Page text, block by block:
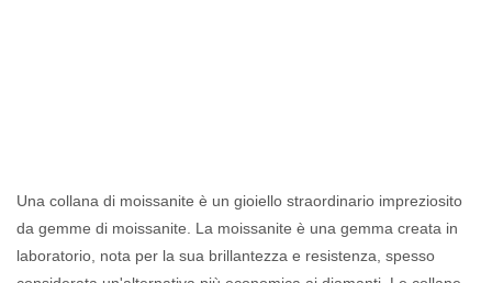
Una collana di moissanite è un gioiello straordinario impreziosito
da gemme di moissanite. La moissanite è una gemma creata in
laboratorio, nota per la sua brillantezza e resistenza, spesso